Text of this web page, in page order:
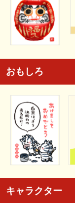
おもしろ
キャラクター